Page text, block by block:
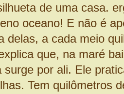
de uma casa.
oceano! E não é
delas, a cada meio
que, na maré
surge por ali. Ele
Tem quilômetros